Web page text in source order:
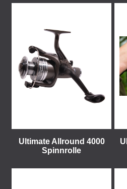
Ultimate Allround 4000
Spinnrolle